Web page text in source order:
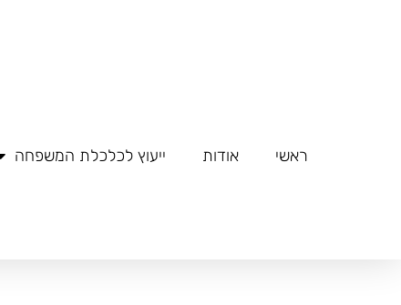
ראשי אודות ייעוץ לכלכלת המשפחה